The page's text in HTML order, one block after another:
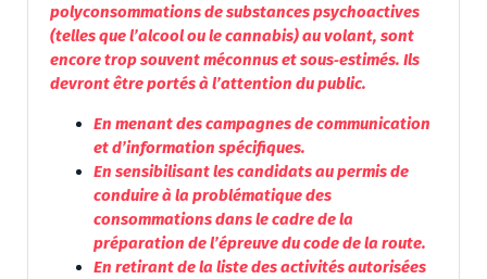
polyconsommations de substances psychoactives
(telles que l’alcool ou le cannabis) au volant, sont
encore trop souvent méconnus et sous‐estimés. Ils
devront être portés à l’attention du public.
En menant des campagnes de communication
et d’information spécifiques.
En sensibilisant les candidats au permis de
conduire à la problématique des
consommations dans le cadre de la
préparation de l’épreuve du code de la route.
En retirant de la liste des activités autorisées